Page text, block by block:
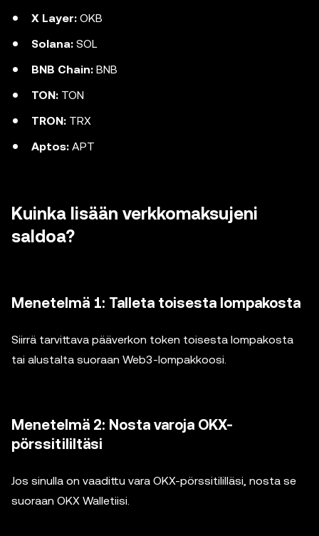
X Layer: OKB
Solana: SOL
BNB Chain: BNB
TON: TON
TRON: TRX
Aptos: APT
Kuinka lisään verkkomaksujeni
saldoa?
Menetelmä 1: Talleta toisesta lompakosta
Siirrä tarvittava pääverkon token toisesta lompakosta
tai alustalta suoraan Web3-lompakkoosi.
Menetelmä 2: Nosta varoja OKX-
pörssitililtäsi
Jos sinulla on vaadittu vara OKX-pörssitililläsi, nosta se
suoraan OKX Walletiisi.